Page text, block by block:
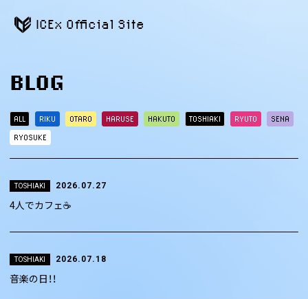
ICEx Official Site
BLOG
ALL RIKU OTARO HARUSE HAKUTO TOSHIAKI RYUTO
SENA
RYOSUKE
TOSHIAKI 2026.07.27
4人でカフェ☕️
TOSHIAKI 2026.07.18
音楽の日！！